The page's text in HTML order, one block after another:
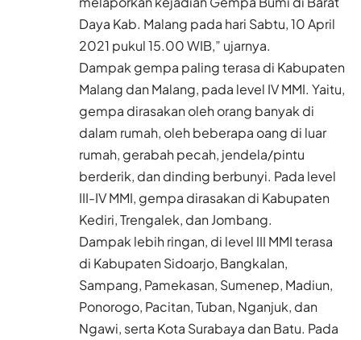
Daya Kab. Malang pada hari Sabtu, 10 April
2021 pukul 15.00 WIB,” ujarnya.
Dampak gempa paling terasa di Kabupaten
Malang dan Malang, pada level IV MMI. Yaitu,
gempa dirasakan oleh orang banyak di
dalam rumah, oleh beberapa oang di luar
rumah, gerabah pecah, jendela/pintu
berderik, dan dinding berbunyi. Pada level
III-IV MMI, gempa dirasakan di Kabupaten
Kediri, Trengalek, dan Jombang.
Dampak lebih ringan, di level III MMI terasa
di Kabupaten Sidoarjo, Bangkalan,
Sampang, Pamekasan, Sumenep, Madiun,
Ponorogo, Pacitan, Tuban, Nganjuk, dan
Ngawi, serta Kota Surabaya dan Batu. Pada